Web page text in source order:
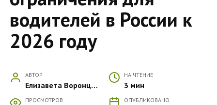
водителей в России к
2026 году
АВТОР
Елизавета Воронцова
НА ЧТЕНИЕ
3 мин
ПРОСМОТРОВ ОПУБЛИКОВАНО